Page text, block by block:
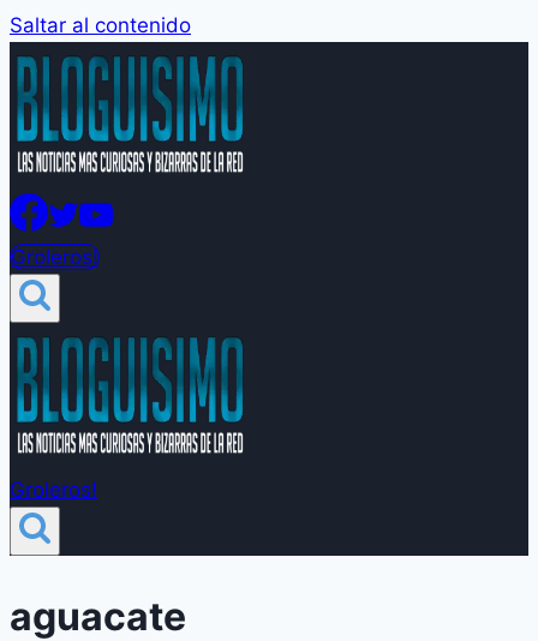
Saltar al contenido
Groleros!
Groleros!
aguacate